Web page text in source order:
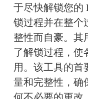
于尽快解锁您的
锁过程并在整个
整性而自豪。其
了解锁过程，使
用。该工具的首
量和完整性，确